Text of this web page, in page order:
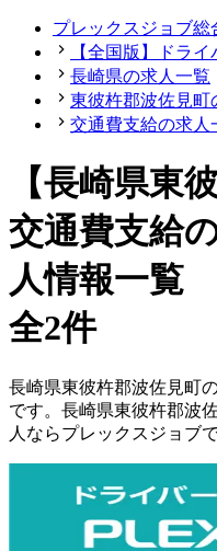
プレックスジョブ総
【全国版】ドラ
長崎県の求人一覧
東彼杵郡波佐見町
交通費支給の求人
【長崎県東
交通費支給
人情報一覧
全2件
長崎県東彼杵郡波佐見町
です。 長崎県東彼杵郡波
人ならプレックスジョブ